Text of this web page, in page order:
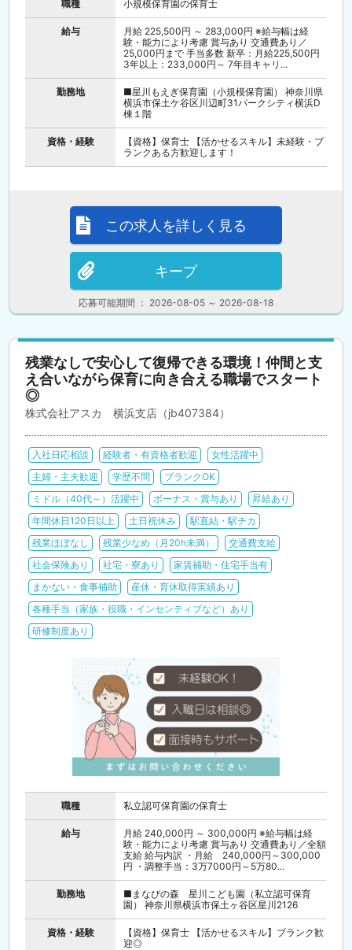
職種 小規模保育園の保育士
給与
月給 225,500円 ～ 283,000円 ※給与幅は経
験・能力により考慮 賞与あり 交通費あり／
25,000円まで 手当多数 新卒：月給225,500円
3年以上：233,000円～ 7年目キャリ...
勤務地
■星川もえぎ保育園（小規模保育園） 神奈川県
横浜市保土ケ谷区川辺町31パークシティ横浜D
棟１階
資格・経験
【資格】保育士 【活かせるスキル】未経験・ブ
ランクある方歓迎します！
応募可能期間 ： 2026-08-05 ～ 2026-08-18
この求人を詳しく見る
キープ
残業なしで安心して復帰できる環境！仲間と支
え合いながら保育に向き合える職場でスタート
◎
株式会社アスカ 横浜支店（jb407384）
入社日応相談 経験者・有資格者歓迎
女性活躍中
主婦・主夫歓迎
学歴不問
ブランクOK
ミドル（40代～）活躍中
ボーナス・賞与あり
昇給あり
年間休日120日以上
土日祝休み
駅直結・駅チカ
残業ほぼなし
残業少なめ（月20h未満）
交通費支給
社会保険あり
社宅・寮あり
家賃補助・住宅手当有
まかない・食事補助
産休・育休取得実績あり
各種手当（家族・役職・インセンティブなど）あり
研修制度あり
職種 私立認可保育園の保育士
給与
月給 240,000円 ～ 300,000円 ※給与幅は経
験・能力により考慮 賞与あり 交通費あり／全額
支給 給与内訳 ・月給 240,000円～300,000
円 ・調整手当：3万7000円～5万80...
勤務地
■まなびの森 星川こども園（私立認可保育
園） 神奈川県横浜市保土ヶ谷区星川2126
資格・経験
【資格】保育士 【活かせるスキル】ブランク歓
迎◎